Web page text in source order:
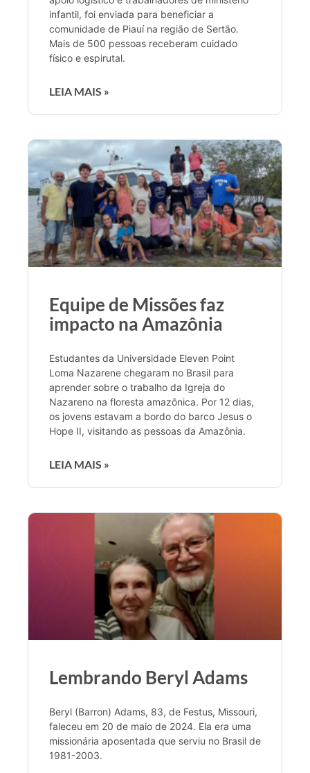
infantil, foi enviada para beneficiar a
comunidade de Piauí na região de Sertão.
Mais de 500 pessoas receberam cuidado
físico e espirutal.
LEIA MAIS »
Equipe de Missões faz
impacto na Amazônia
Estudantes da Universidade Eleven Point
Loma Nazarene chegaram no Brasil para
aprender sobre o trabalho da Igreja do
Nazareno na floresta amazônica. Por 12 dias,
os jovens estavam a bordo do barco Jesus o
Hope II, visitando as pessoas da Amazônia.
LEIA MAIS »
Lembrando Beryl Adams
Beryl (Barron) Adams, 83, de Festus, Missouri,
faleceu em 20 de maio de 2024. Ela era uma
missionária aposentada que serviu no Brasil de
1981-2003.